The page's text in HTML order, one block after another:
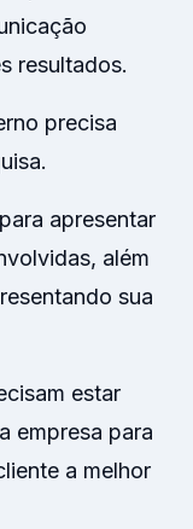
resultados.
precisa
apresentar
além
sua
estar
empresa para
a melhor